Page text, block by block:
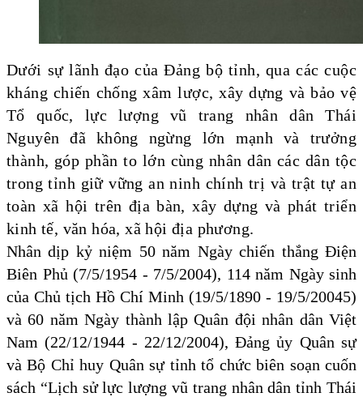
Dưới sự lãnh đạo của Đảng bộ tỉnh, qua các cuộc
kháng chiến chống xâm lược, xây dựng và bảo vệ
Tổ quốc, lực lượng vũ trang nhân dân Thái
Nguyên đã không ngừng lớn mạnh và trưởng
thành, góp phần to lớn cùng nhân dân các dân tộc
trong tỉnh giữ vững an ninh chính trị và trật tự an
toàn xã hội trên địa bàn, xây dựng và phát triển
kinh tế, văn hóa, xã hội địa phương.
Nhân dịp kỷ niệm 50 năm Ngày chiến thắng Điện
Biên Phủ (7/5/1954 - 7/5/2004), 114 năm Ngày sinh
của Chủ tịch Hồ Chí Minh (19/5/1890 - 19/5/20045)
và 60 năm Ngày thành lập Quân đội nhân dân Việt
Nam (22/12/1944 - 22/12/2004), Đảng ủy Quân sự
và Bộ Chỉ huy Quân sự tỉnh tổ chức biên soạn cuốn
sách “Lịch sử lực lượng vũ trang nhân dân tỉnh Thái